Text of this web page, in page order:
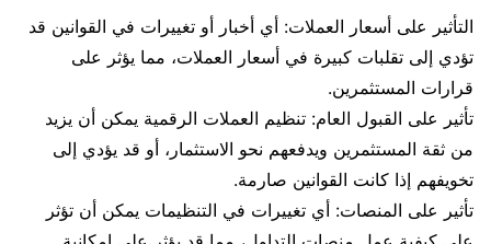
التأثير على أسعار العملات: أي أخبار أو تغييرات في القوانين قد
تؤدي إلى تقلبات كبيرة في أسعار العملات، مما يؤثر على
قرارات المستثمرين.
تأثير على القبول العام: تنظيم العملات الرقمية يمكن أن يزيد
من ثقة المستثمرين ويدفعهم نحو الاستثمار، أو قد يؤدي إلى
تخويفهم إذا كانت القوانين صارمة.
تأثير على المنصات: أي تغييرات في التنظيمات يمكن أن تؤثر